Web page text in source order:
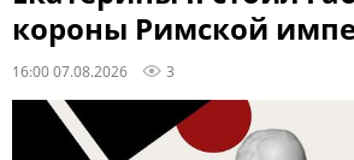
короны Римской
16:00 07.08.2026 3